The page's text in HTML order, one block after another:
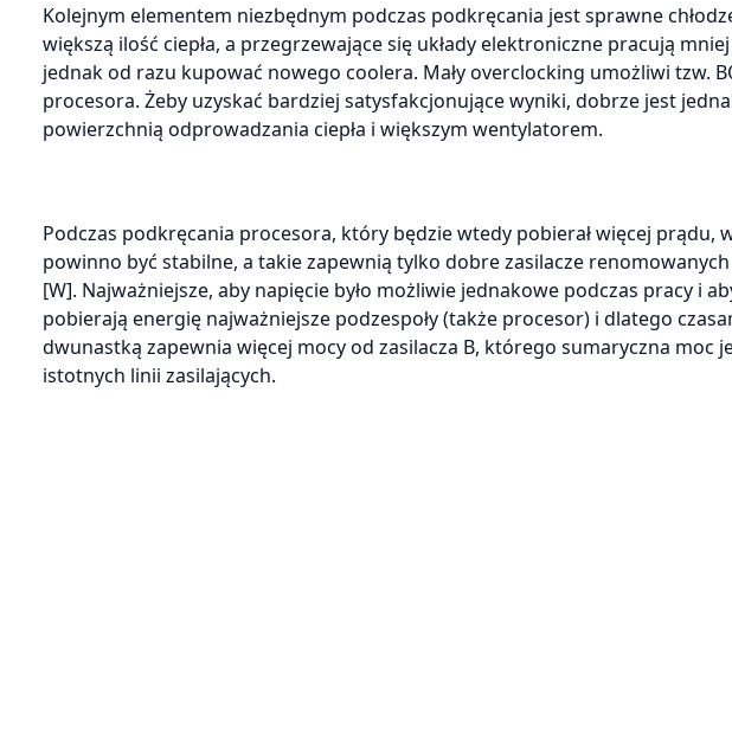
Kolejnym elementem niezbędnym podczas podkręcania jest sprawne
większą ilość ciepła, a przegrzewające się układy elektroniczne pracują
jednak od razu kupować nowego coolera. Mały overclocking umożliwi tzw.
procesora. Żeby uzyskać bardziej satysfakcjonujące wyniki, dobrze jest
powierzchnią odprowadzania ciepła i większym wentylatorem.
Podczas podkręcania procesora, który będzie wtedy pobierał więcej prądu,
powinno być stabilne, a takie zapewnią tylko dobre zasilacze
[W]. Najważniejsze, aby napięcie było możliwie jednakowe podczas pracy i
pobierają energię najważniejsze podzespoły (także procesor) i dlatego
dwunastką zapewnia więcej mocy od zasilacza B, którego sumaryczna moc
istotnych linii zasilających.